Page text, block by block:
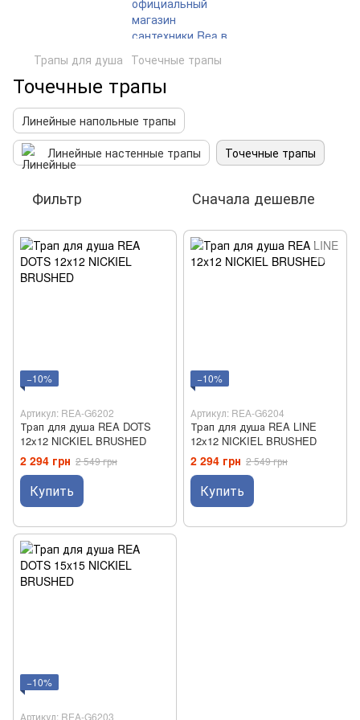
Трапы для душа Точечные трапы
Точечные трапы
Линейные напольные трапы
Линейные настенные трапы
Точечные трапы
Фильтр Сначала дешевле
−10%
Артикул: REA-G6202
Трап для душа REA DOTS
12x12 NICKIEL BRUSHED
2 294 грн 2 549 грн
Купить
−10%
Артикул: REA-G6204
Трап для душа REA LINE
12x12 NICKIEL BRUSHED
2 294 грн 2 549 грн
Купить
−10%
Артикул: REA-G6203